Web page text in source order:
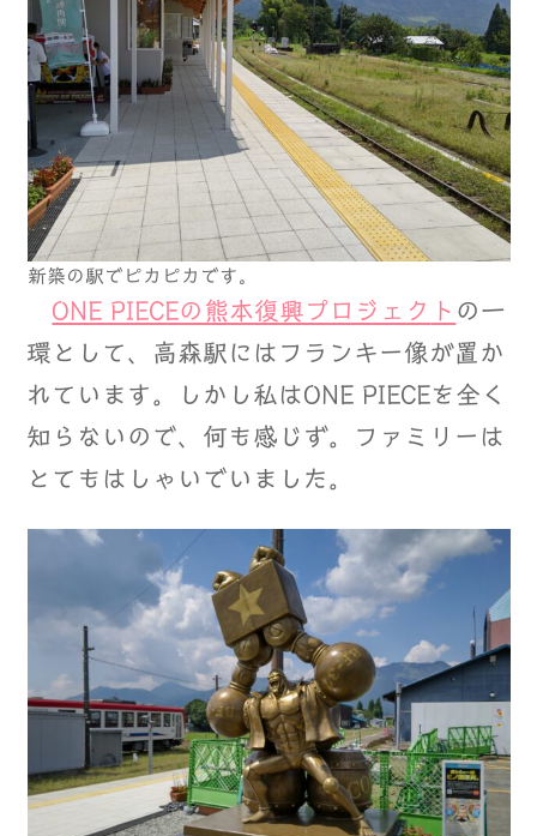
新築の駅でピカピカです。
ONE PIECEの熊本復興プロジェク ト の一
環として、高森駅にはフランキー像が置か
れています。しかし私はONE PIECEを全く
知らないので、何も感じず。ファミリーは
とてもはしゃいでいました。